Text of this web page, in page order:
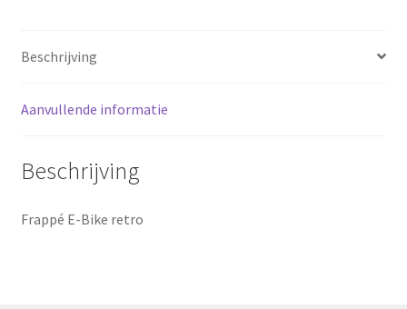
Beschrijving
Aanvullende informatie
Beschrijving
Frappé E-Bike retro